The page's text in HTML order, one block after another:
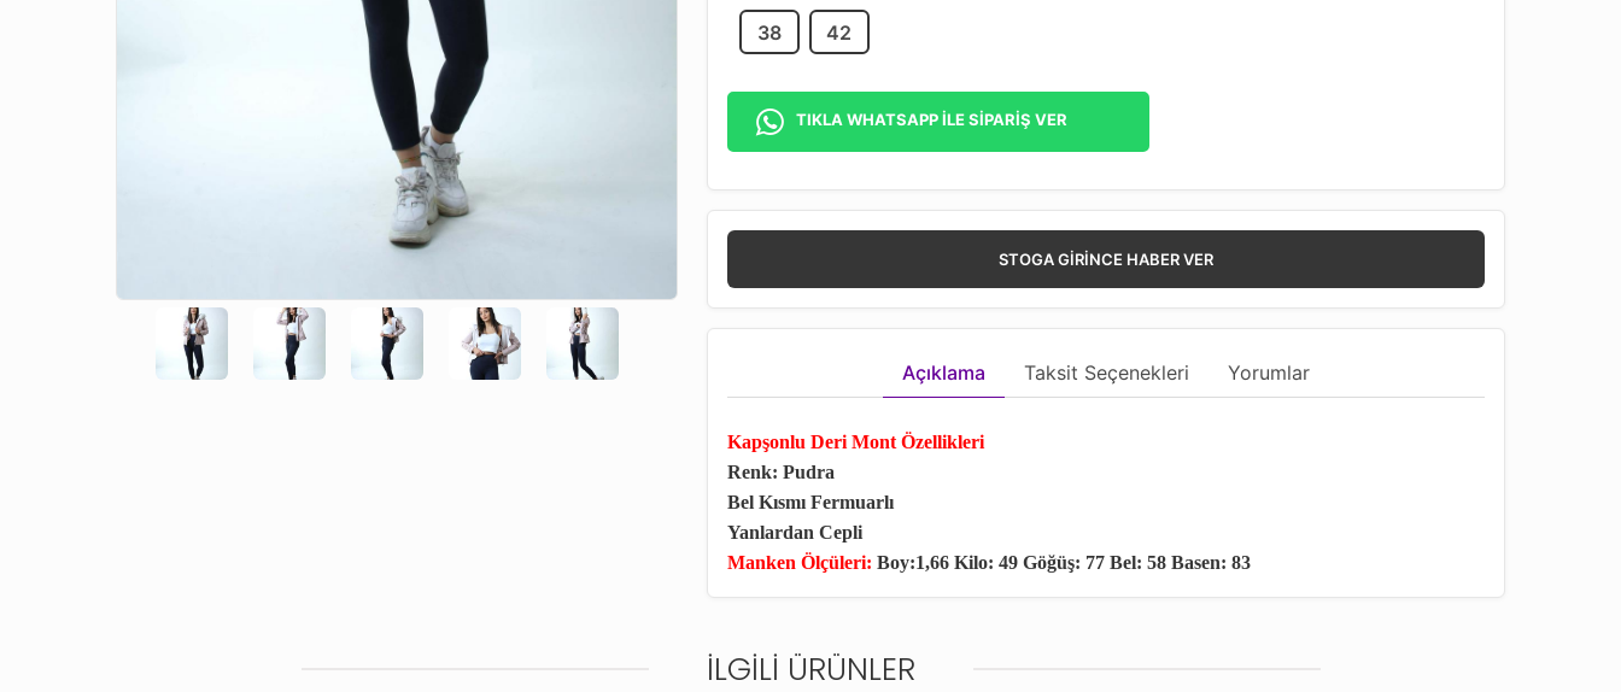
38 42
TIKLA WHATSAPP İLE SİPARİŞ VER
STOGA GIRINCE HABER VER
Açıklama Taksit Seçenekleri Yorumlar
Kapşonlu Deri Mont Özellikleri
Renk: Pudra
Bel Kısmı Fermuarlı
Yanlardan Cepli
Manken Ölçüleri: Boy:1,66 Kilo: 49 Göğüş: 77 Bel: 58 Basen: 83
İLGILI ÜRÜNLER